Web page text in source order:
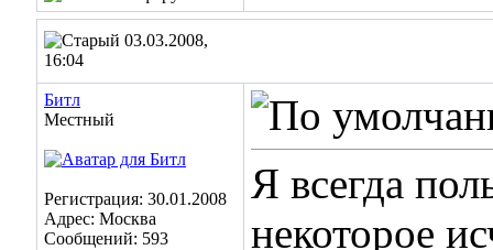
03.03.2008,
16:04
Битл
Местный
Регистрация: 30.01.2008
Адрес: Москва
Сообщений: 593
Я всегда
некоторое